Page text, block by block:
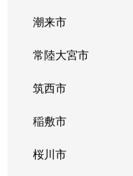
潮来市
常陸大宮市
筑西市
稲敷市
桜川市